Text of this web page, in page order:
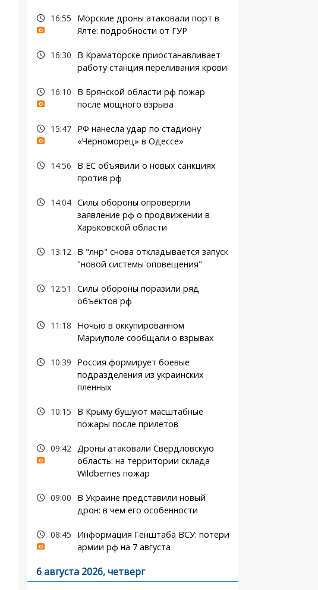
16:55
Морские дроны атаковали порт в
Ялте: подробности от ГУР
16:30
В Краматорске приостанавливает
работу станция переливания крови
16:10
В Брянской области рф пожар
после мощного взрыва
15:47
РФ нанесла удар по стадиону
«Черноморец» в Одессе»
14:56
В ЕС объявили о новых санкциях
против рф
14:04 Силы обороны опровергли
заявление рф о продвижении в
Харьковской области
13:12
В "лнр" снова откладывается запуск
"новой системы оповещения"
12:51
Силы обороны поразили ряд
объектов рф
11:18
Ночью в оккупированном
Мариуполе сообщали о взрывах
10:39
Россия формирует боевые
подразделения из украинских
пленных
10:15
В Крыму бушуют масштабные
пожары после прилетов
09:42 Дроны атаковали Свердловскую
область: на территории склада
Wildberries пожар
09:00
В Украине представили новый
дрон: в чем его особенности
08:45
Информация Генштаба ВСУ: потери
армии рф на 7 августа
6 августа 2026, четверг